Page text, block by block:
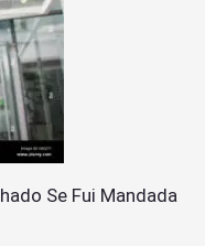
Se Fui Mandada